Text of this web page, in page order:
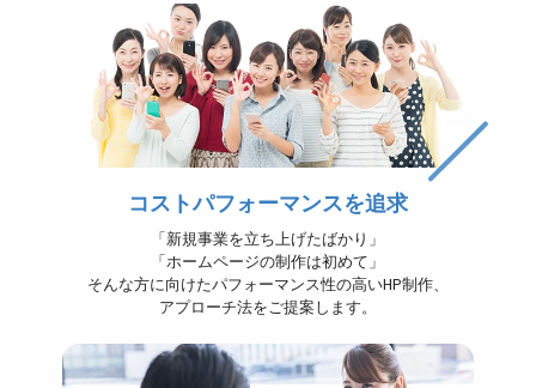
コストパフォーマンスを追求
「新規事業を立ち上げたばかり」
「ホームページの制作は初めて」
そんな方に向けたパフォーマンス性の高いHP制作、
アプローチ法をご提案します。